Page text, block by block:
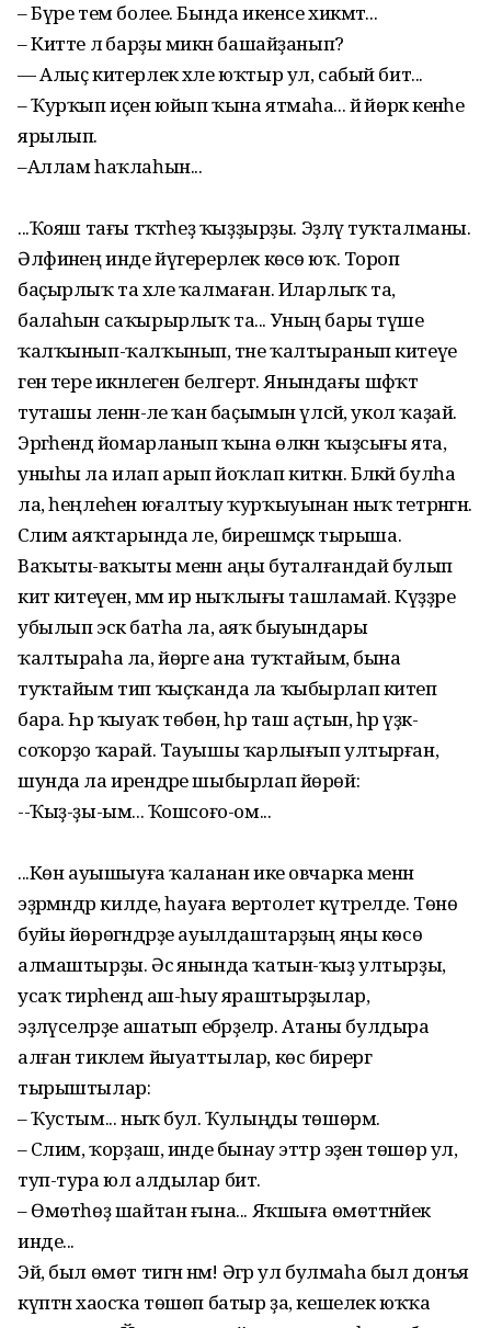
– Бүре тем более. Бында икенсе хикмәт...
– Китте лә барҙы микән башайҙанып?
— Алыҫ китерлек хәле юҡтыр ул, сабый бит...
– Ҡурҡып иҫен юйып ҡына ятмаһа... йә йөрәк кенәһе
ярылып.
–Аллам һаҡлаһын...
...Ҡояш тағы тәҡәтһеҙ ҡыҙҙырҙы. Эҙләү туҡталманы.
Әлфиәнең инде йүгерерлек көсө юҡ. Тороп
баҫырлыҡ та хәле ҡалмаған. Иларлыҡ та,
балаһын саҡырырлыҡ та... Уның бары түше
ҡалҡынып-ҡалҡынып, тәне ҡалтыранып китеүе
генә тере икәнлеген белгертә. Янындағы шәфҡәт
туташы әленән-әле ҡан баҫымын үлсәй, укол ҡаҙай.
Эргәһендә йомарланып ҡына өлкән ҡыҙсығы ята,
уныһы ла илап арып йоҡлап киткән. Бәләкәй булһа
ла, һеңлеһен юғалтыу ҡурҡыуынан ныҡ тетрәнгән.
Сәлим аяҡтарында әле, бирешмәҫкә тырыша.
Ваҡыты-ваҡыты менән аңы буталғандай булып
китә китеүен, әммә ир ныҡлығы ташламай. Күҙҙәре
убылып эскә батһа ла, аяҡ быуындары
ҡалтыраһа ла, йөрәге ана туҡтайым, бына
туҡтайым тип ҡыҫҡанда ла ҡыбырлап китеп
бара. Һәр ҡыуаҡ төбөн, һәр таш аҫтын, һәр үҙәк-
соҡорҙо ҡарай. Тауышы ҡарлығып ултырған,
шунда ла ирендәре шыбырлап йөрөй:
--Ҡыҙ-ҙы-ым... Ҡошсоғо-ом...
...Көн ауышыуға ҡаланан ике овчарка менән
эҙәрмәндәр килде, һауаға вертолет күтәрелде. Төнө
буйы йөрөгәндәрҙе ауылдаштарҙың яңы көсө
алмаштырҙы. Әсә янында ҡатын-ҡыҙ ултырҙы,
усаҡ тирәһендә аш-һыу яраштырҙылар,
эҙләүселәрҙе ашатып ебәрҙеләр. Атаны булдыра
алған тиклем йыуаттылар, көс бирергә
тырыштылар:
– Ҡустым... ныҡ бул. Ҡулыңды төшөрмә.
– Сәлим, ҡорҙаш, инде бынау эттәр эҙенә төшөр ул,
туп-тура юл алдылар бит.
– Өмөтһөҙ шайтан ғына... Яҡшыға өмөттәнәйек
инде...
Эй, был өмөт тигән нәмә! Әгәр ул булмаһа был донъя
күптән хаосҡа төшөп батыр ҙа, кешелек юҡҡа